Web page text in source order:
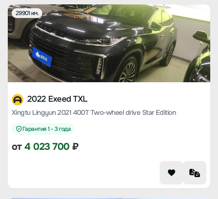
29901 км.
2022 Exeed TXL
Xingtu Lingyun 2021 400T Two-wheel drive Star Edition
Гарантия 1 - 3 года
от4 023 700₽